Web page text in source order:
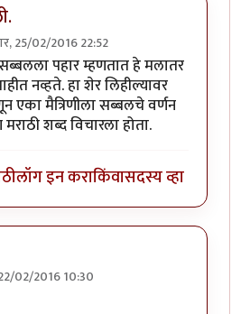
25/02/2016 22:52
byमित्रहो
पहार म्हणतात हे मलातर
नव्हते. हा शेर लिहील्यावर
एका मैत्रिणीला सब्बलचे वर्णन
शब्द विचारला होता.
लॉग इन कराकिंवासदस्य व्हा
02/2016 10:30